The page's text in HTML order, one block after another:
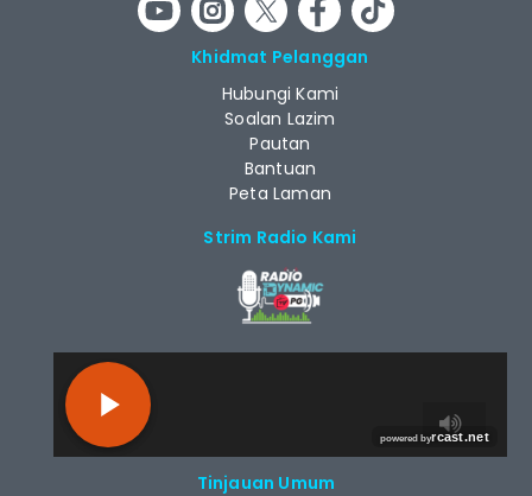
Khidmat Pelanggan
Hubungi Kami
Soalan Lazim
Pautan
Bantuan
Peta Laman
Strim Radio Kami
Tinjauan Umum